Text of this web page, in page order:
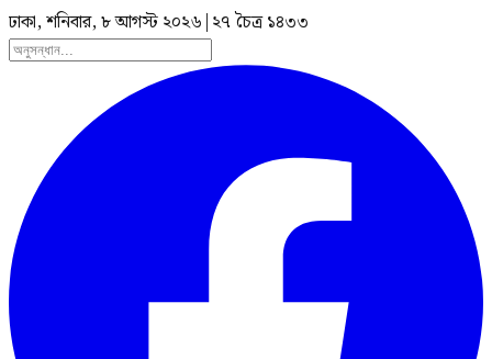
ঢাকা, শনিবার, ৮ আগস্ট ২০২৬ | ২৭ চৈত্র ১৪৩৩